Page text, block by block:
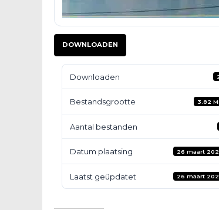
DOWNLOADEN
Downloaden
Bestandsgrootte 3.82
Aantal bestanden
Datum plaatsing 26 maart
Laatst geüpdatet 26 maart